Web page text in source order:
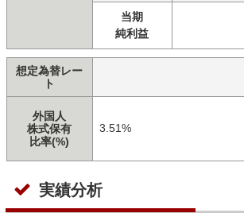
当期
純利益
想定為替レー
ト
外国人
株式保有
比率(%)
3.51%
実績分析